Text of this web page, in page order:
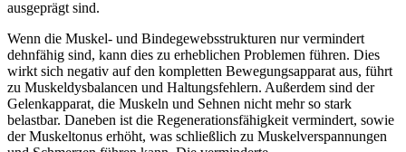
ausgeprägt sind.
Wenn die Muskel- und Bindegewebsstrukturen nur vermindert
dehnfähig sind, kann dies zu erheblichen Problemen führen. Dies
wirkt sich negativ auf den kompletten Bewegungsapparat aus, führt
zu Muskeldysbalancen und Haltungsfehlern. Außerdem sind der
Gelenkapparat, die Muskeln und Sehnen nicht mehr so stark
belastbar. Daneben ist die Regenerationsfähigkeit vermindert, sowie
der Muskeltonus erhöht, was schließlich zu Muskelverspannungen